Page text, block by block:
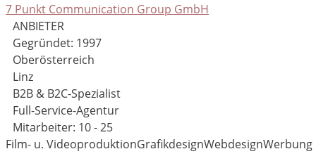
7 Punkt Communication Group GmbH
ANBIETER
Gegründet: 1997
Oberösterreich
Linz
B2B & B2C-Spezialist
Full-Service-Agentur
Mitarbeiter: 10 - 25
Film- u. VideoproduktionGrafikdesignWebdesignWerbung